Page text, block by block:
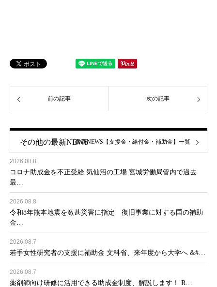
前の記事 次の記事
その他の最新NEWS
2026.08.8
コロナ助成金を不正受給 気仙沼の工場 宮城労働局管内で過去
最…
2026.08.8
令和8年熊本地震を激甚災害に指定 復旧事業に対する国の補助
金…
2026.08.7
若手女性研究者の支援に補助金 文科省、来年度から大学へ &#…
2026.08.7
薬剤師向け研修に活用できる助成金制度、解説します！ R…
最新NEWS【支援金・給付金・補助金】一覧